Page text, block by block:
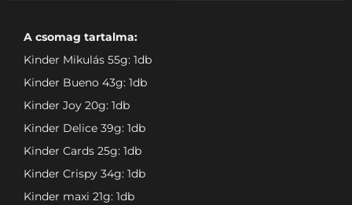
A csomag tartalma:
Kinder Mikulás 55g: 1db
Kinder Bueno 43g: 1db
Kinder Joy 20g: 1db
Kinder Delice 39g: 1db
Kinder Cards 25g: 1db
Kinder Crispy 34g: 1db
Kinder maxi 21g: 1db